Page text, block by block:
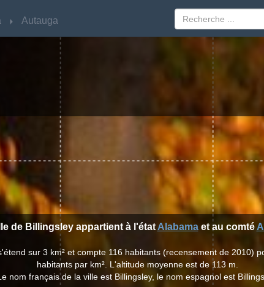
Autauga
de Billingsley appartient à l'état Alabamaet au comté
sur 3 km² et compte 116 habitants (recensement de 2010)
habitants par km². L'altitude moyenne est de 113 m.
nom français de la ville est Billingsley, le nom espagnol est
Autauga